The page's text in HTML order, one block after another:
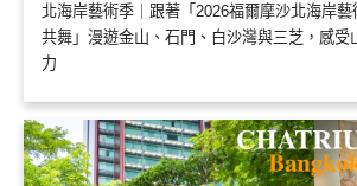
北海岸藝術季｜跟著「2026福爾摩沙北海岸
共舞」漫遊金山、石門、白沙灣與三芝，感受
力